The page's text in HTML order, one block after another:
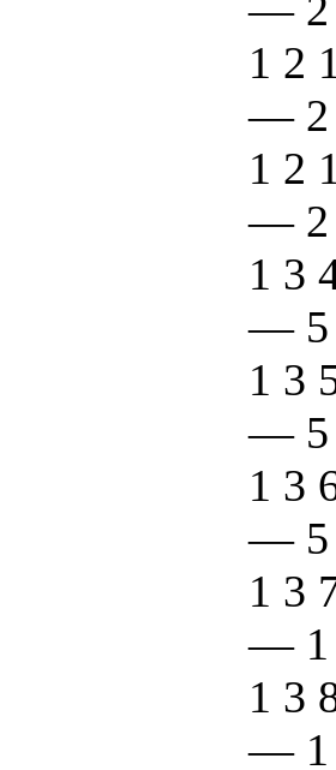
1 2
— 2
1 2
— 2
1 3
— 5
1 3
— 5
1 3
— 5
1 3
— 1
1 3
— 1